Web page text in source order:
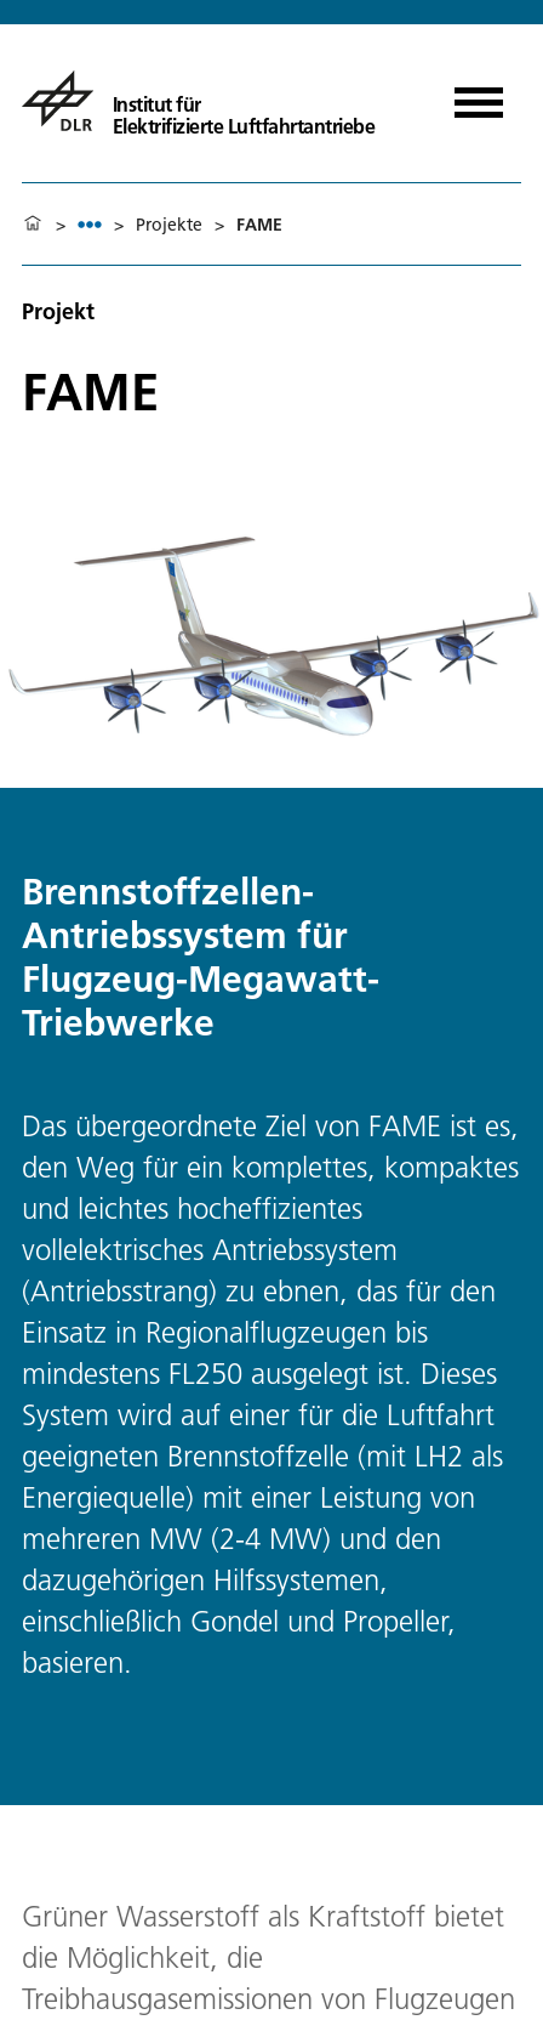
Institut für
Elektrifizierte Luftfahrtantriebe
> > Projekte > FAME
Projekt
FAME
Brennstoffzellen-
Antriebssystem für
Flugzeug-Megawatt-
Triebwerke
Das übergeordnete Ziel von FAME ist es,
den Weg für ein komplettes, kompaktes
und leichtes hocheffizientes
vollelektrisches Antriebssystem
(Antriebsstrang) zu ebnen, das für den
Einsatz in Regionalflugzeugen bis
mindestens FL250 ausgelegt ist. Dieses
System wird auf einer für die Luftfahrt
geeigneten Brennstoffzelle (mit LH2 als
Energiequelle) mit einer Leistung von
mehreren MW (2-4 MW) und den
dazugehörigen Hilfssystemen,
einschließlich Gondel und Propeller,
basieren.
Grüner Wasserstoff als Kraftstoff bietet
die Möglichkeit, die
Treibhausgasemissionen von Flugzeugen